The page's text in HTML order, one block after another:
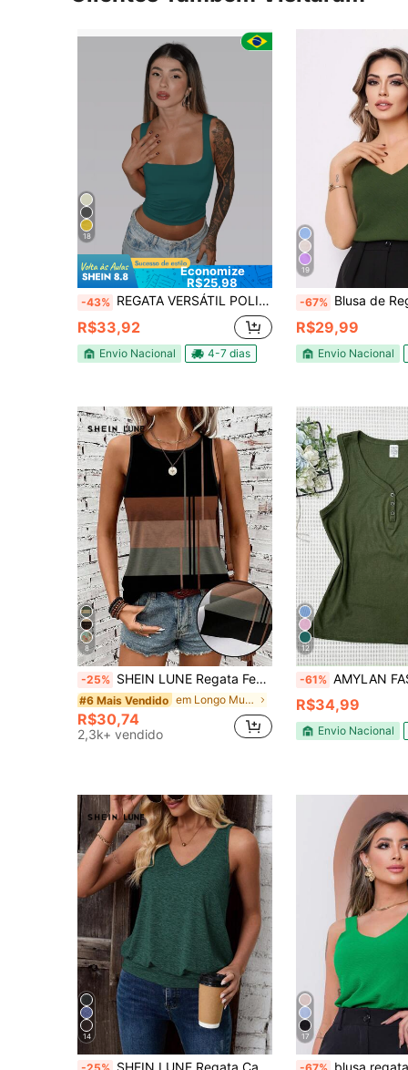
18
Economize
R$25,98
-43% REGATA VERSÁTIL POLIAMIDA COM GOLA COLARINHO QUADRADA DE CAMADA DUPLA COM FORRO SIMPLES OCASIONAL PRIMAVERA VERÃO AITONA
R$33,92
Envio Nacional 4-7 dias
19
-67% Blusa de Regata Duna
R$29,99
Envio Nacional
8
-25% SHEIN LUNE Regata Feminina com Listras e Blocos de Cor Adequada para o Verão
#6 Mais Vendido em Longo Mulheres Tank Tops & Camis
R$30,74
2,3k+ vendido
12
-61% AMYLAN FASHION regata algodão
R$34,99
Envio Nacional
14
SHEIN LUNE Regata Casual Confortável com Decote em V, Bainha Franzida, Listrada em Preto e Branco para Verão, Tops Modestos, Regatas para Exercícios, Casual
17
blusa regata alca